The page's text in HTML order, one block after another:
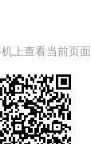
上查看当前页面